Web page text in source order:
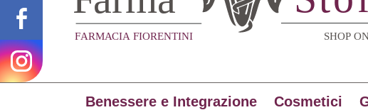
Benessere e Integrazione Cosmetici